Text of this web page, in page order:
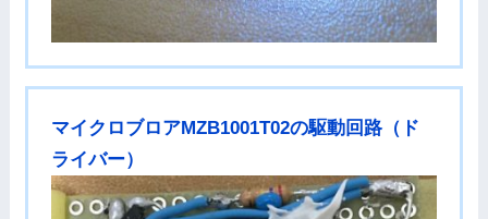
マイクロブロアMZB1001T02の駆動回路（ド
ライバー）